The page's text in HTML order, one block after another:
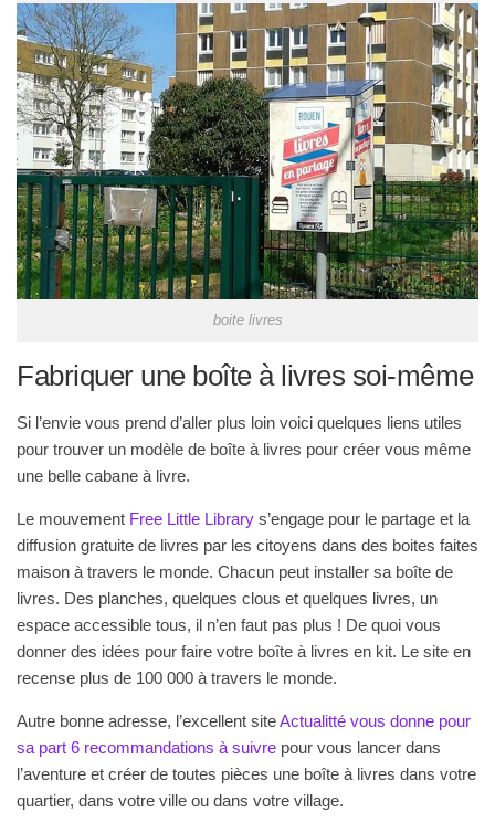
boite livres
Fabriquer une boîte à livres soi-même
Si l’envie vous prend d’aller plus loin voici quelques liens utiles
pour trouver un modèle de boîte à livres pour créer vous même
une belle cabane à livre.
Le mouvement Free Little Library s’engage pour le partage et la
diffusion gratuite de livres par les citoyens dans des boites faites
maison à travers le monde. Chacun peut installer sa boîte de
livres. Des planches, quelques clous et quelques livres, un
espace accessible tous, il n’en faut pas plus ! De quoi vous
donner des idées pour faire votre boîte à livres en kit. Le site en
recense plus de 100 000 à travers le monde.
Autre bonne adresse, l’excellent siteActualitté vous donne pour
sa part 6 recommandations à suivre pour vous lancer dans
l’aventure et créer de toutes pièces une boîte à livres dans votre
quartier, dans votre ville ou dans votre village.